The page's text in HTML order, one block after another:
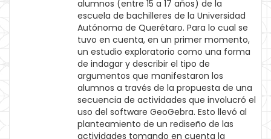
alumnos (entre 15 a 17 años) de la
escuela de bachilleres de la Universidad
Autónoma de Querétaro. Para lo cual se
tuvo en cuenta, en un primer momento,
un estudio exploratorio como una forma
de indagar y describir el tipo de
argumentos que manifestaron los
alumnos a través de la propuesta de una
secuencia de actividades que involucró el
uso del software GeoGebra. Esto llevó al
planteamiento de un rediseño de las
actividades tomando en cuenta la